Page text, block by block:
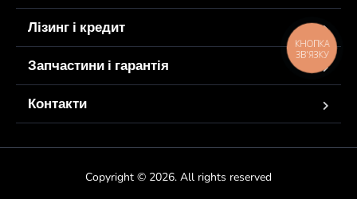
Лізинг і кредит
Запчастини і гарантія
Контакти
Copyright © 2026. All rights reserved
КНОПКА
ЗВ'ЯЗКУ